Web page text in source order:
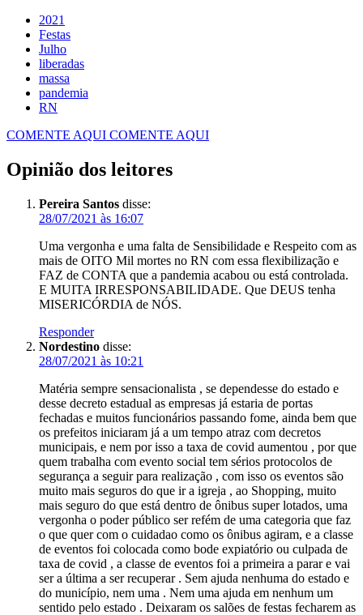
2021
Festas
Julho
liberadas
massa
pandemia
RN
COMENTE AQUI COMENTE AQUI
Opinião dos leitores
Pereira Santos disse:
28/07/2021 às 16:07
Uma vergonha e uma falta de Sensibilidade e Respeito com as
mais de OITO Mil mortes no RN com essa flexibilização e
FAZ de CONTA que a pandemia acabou ou está controlada.
E MUITA IRRESPONSABILIDADE. Que DEUS tenha
MISERICÓRDIA de NÓS.
Responder
Nordestino disse:
28/07/2021 às 10:21
Matéria sempre sensacionalista , se dependesse do estado e
desse decreto estadual as empresas já estaria de portas
fechadas e muitos funcionários passando fome, ainda bem que
os prefeitos iniciaram já a um tempo atraz com decretos
municipais, e nem por isso a taxa de covid aumentou , por que
quem trabalha com evento social tem sérios protocolos de
segurança a seguir para realização , com isso os eventos são
muito mais seguros do que ir a igreja , ao Shopping, muito
mais seguro do que está dentro de ônibus super lotados, uma
vergonha o poder público ser refém de uma categoria que faz
o que quer com o cuidadao como os ônibus agiram, e a classe
de eventos foi colocada como bode expiatório ou culpada de
taxa de covid , a classe de eventos foi a primeira a parar e vai
ser a última a ser recuperar . Sem ajuda nenhuma do estado e
do município, nem uma . Nem uma ajuda em nenhum um
sentido pelo estado . Deixaram os salões de festas fecharem as